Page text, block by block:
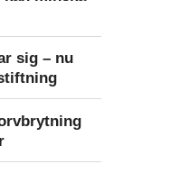
sig – nu